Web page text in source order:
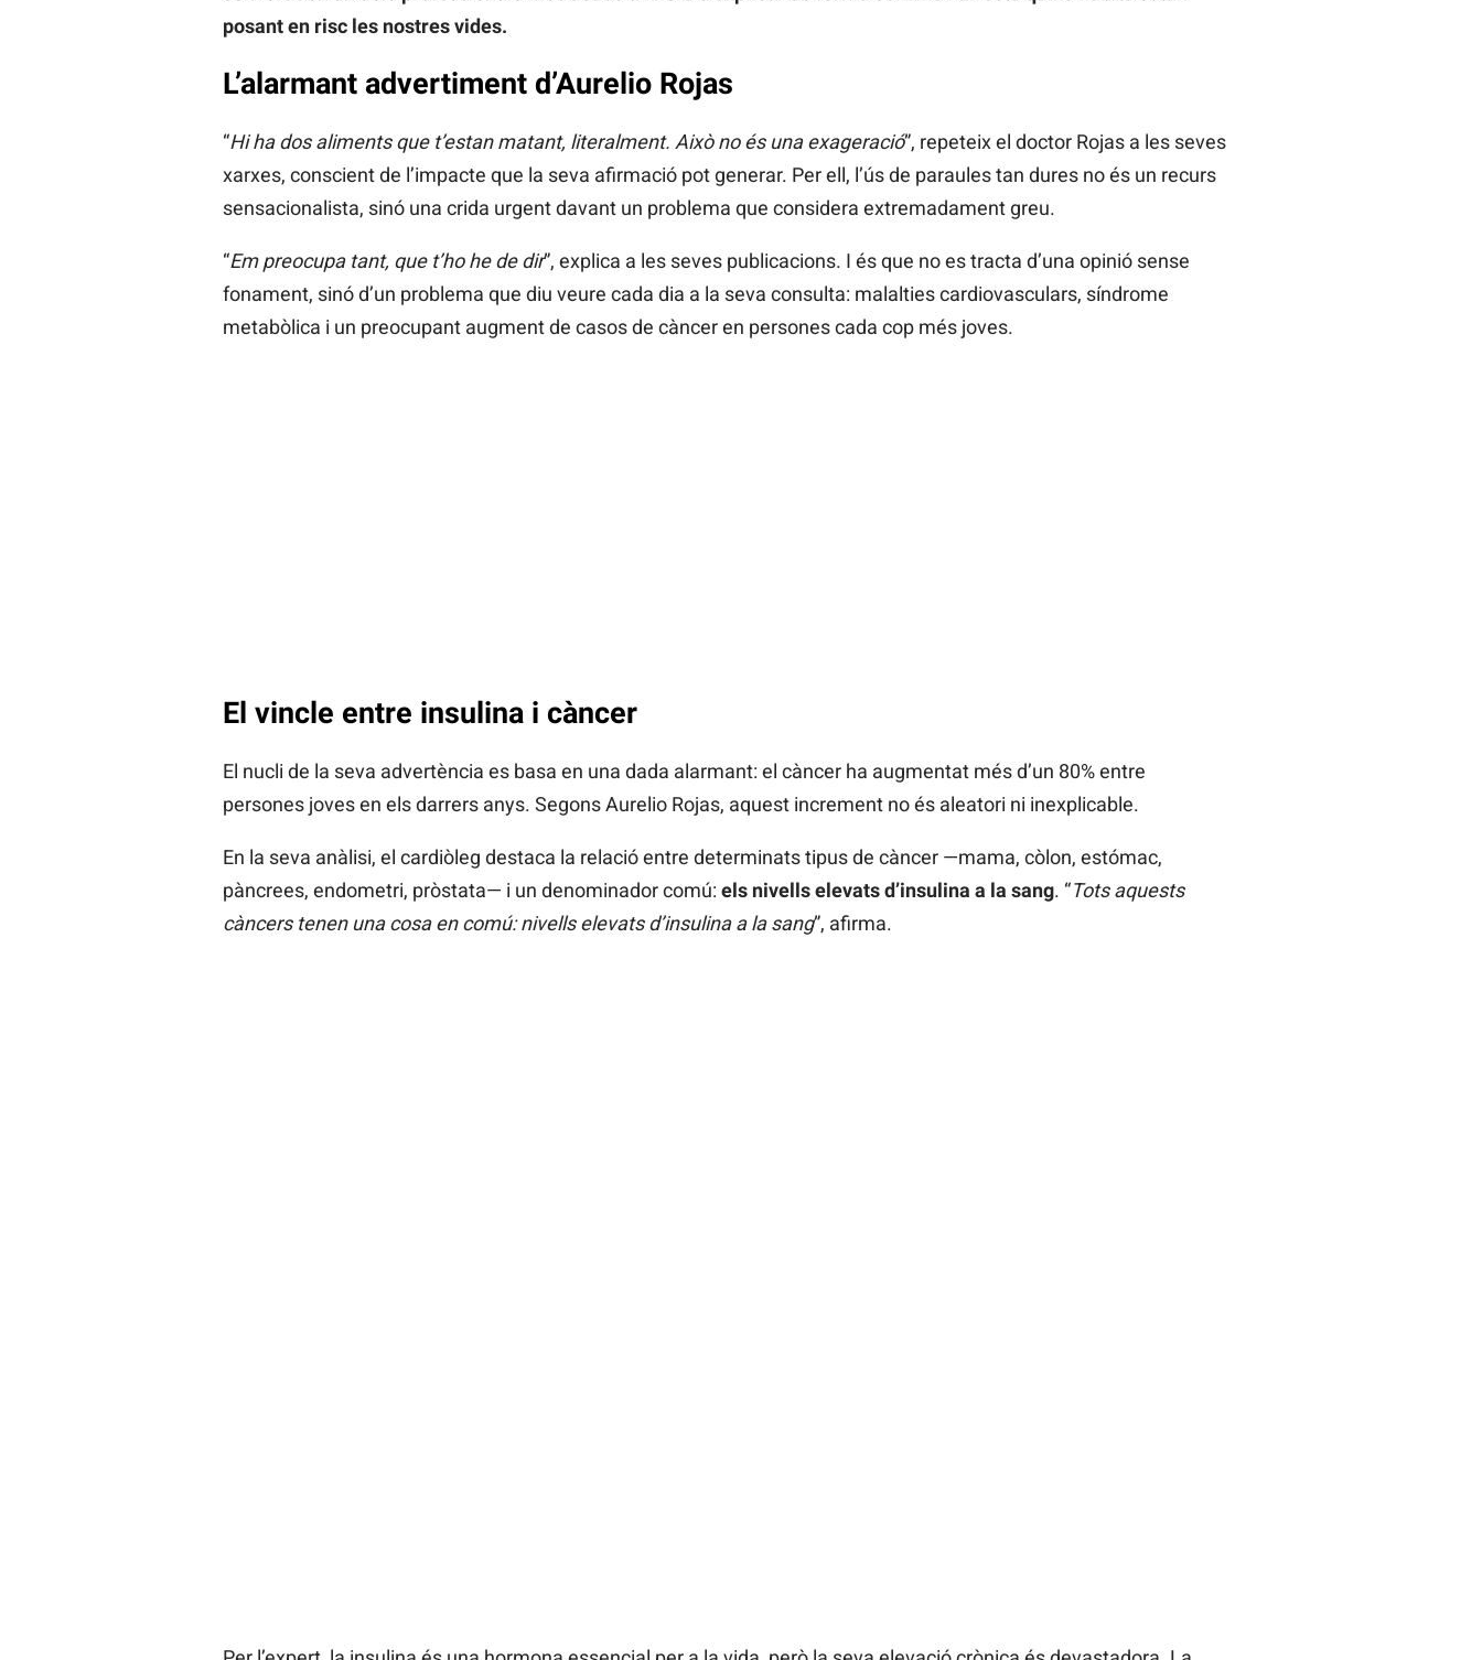
posant en risc les nostres vides.
L’alarmant advertiment d’Aurelio Rojas
“Hi ha dos aliments que t’estan matant, literalment. Això no és una exageració”, repeteix el doctor Rojas a les seves
xarxes, conscient de l’impacte que la seva afirmació pot generar. Per ell, l’ús de paraules tan dures no és un recurs
sensacionalista, sinó una crida urgent davant un problema que considera extremadament greu.
“Em preocupa tant, que t’ho he de dir”, explica a les seves publicacions. I és que no es tracta d’una opinió sense
fonament, sinó d’un problema que diu veure cada dia a la seva consulta: malalties cardiovasculars, síndrome
metabòlica i un preocupant augment de casos de càncer en persones cada cop més joves.
El vincle entre insulina i càncer
El nucli de la seva advertència es basa en una dada alarmant: el càncer ha augmentat més d’un 80% entre
persones joves en els darrers anys. Segons Aurelio Rojas, aquest increment no és aleatori ni inexplicable.
En la seva anàlisi, el cardiòleg destaca la relació entre determinats tipus de càncer —mama, còlon, estómac,
pàncrees, endometri, pròstata— i un denominador comú: els nivells elevats d’insulina a la sang. “Tots aquests
càncers tenen una cosa en comú: nivells elevats d’insulina a la sang”, afirma.